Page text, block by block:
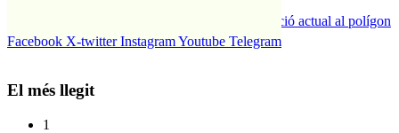
Facebook X-twitter InstagramYoutube Telegram
La Nau d’Entitats mantindrà la seva ubicació actual al polígon
Can Baltasar
El més llegit
1